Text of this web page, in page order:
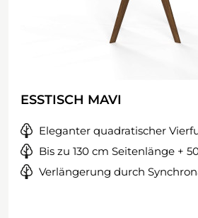
ESSTISCH MAVI
Eleganter quadratischer
Bis zu 130 cm Seitenlänge +
Verlängerung durch